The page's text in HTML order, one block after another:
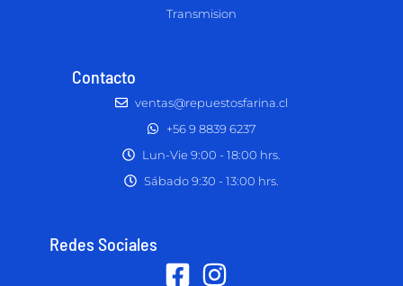
Transmision
Contacto
ventas@repuestosfarina.cl
+56 9 8839 6237
Lun-Vie 9:00 - 18:00 hrs.
Sábado 9:30 - 13:00 hrs.
Redes Sociales